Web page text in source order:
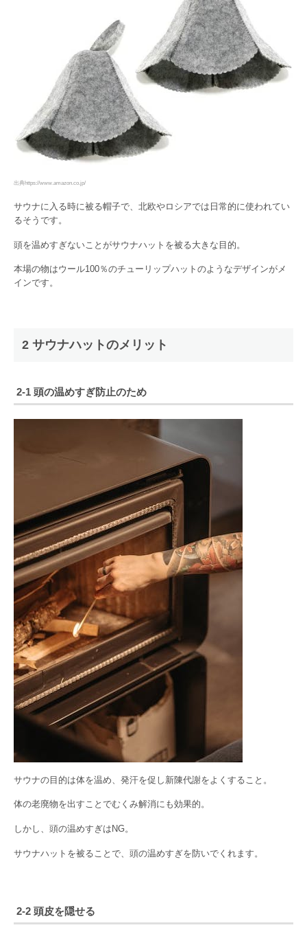
出典https://www.amazon.co.jp/
サウナに入る時に被る帽子で、北欧やロシアでは日常的に使われてい
るそうです。
頭を温めすぎないことがサウナハットを被る大きな目的。
本場の物はウール100％のチューリップハットのようなデザインがメ
インです。
2 サウナハットのメリット
2-1 頭の温めすぎ防止のため
サウナの目的は体を温め、発汗を促し新陳代謝をよくすること。
体の老廃物を出すことでむくみ解消にも効果的。
しかし、頭の温めすぎはNG。
サウナハットを被ることで、頭の温めすぎを防いでくれます。
2-2 頭皮を隠せる